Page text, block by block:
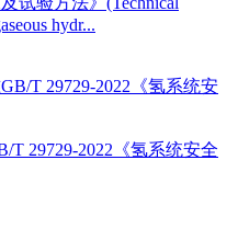
hydr...
29729-2022《氢系统安全